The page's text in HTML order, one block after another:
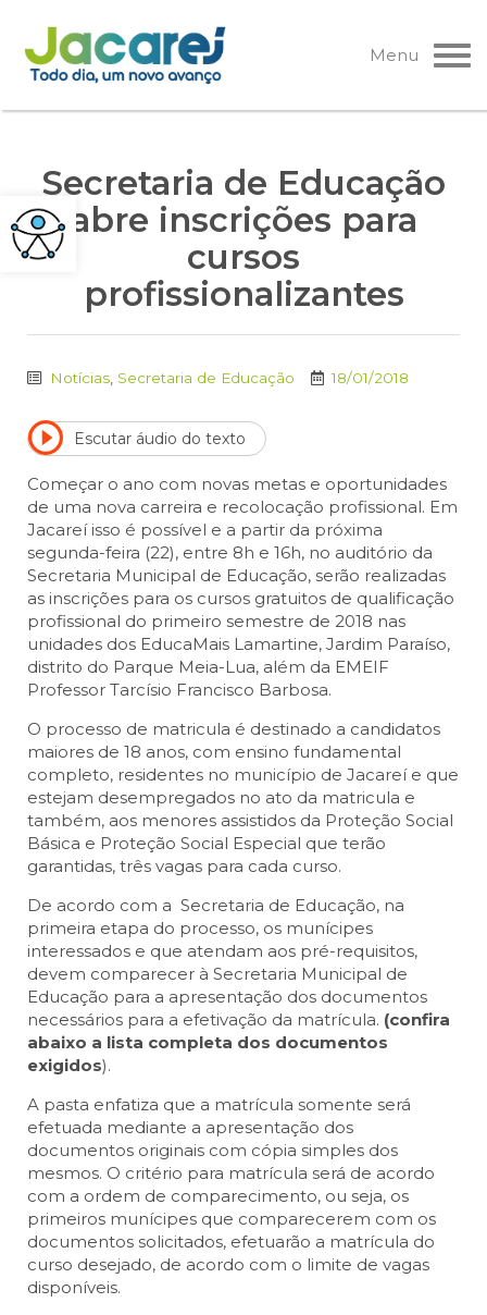
Pular
para
o
Menu
Secretaria de Educação
abre inscrições para
cursos
profissionalizantes
Notícias Secretaria de Educação 18/01/2018
Escutar áudio do texto
Começar o ano com novas metas e oportunidades
de uma nova carreira e recolocação profissional. Em
Jacareí isso é possível e a partir da próxima
segunda-feira (22), entre 8h e 16h, no auditório da
Secretaria Municipal de Educação, serão realizadas
as inscrições para os cursos gratuitos de qualificação
profissional do primeiro semestre de 2018 nas
unidades dos EducaMais Lamartine, Jardim Paraíso,
distrito do Parque Meia-Lua, além da EMEIF
Professor Tarcísio Francisco Barbosa.
O processo de matricula é destinado a candidatos
maiores de 18 anos, com ensino fundamental
completo, residentes no município de Jacareí e que
estejam desempregados no ato da matricula e
também, aos menores assistidos da Proteção Social
Básica e Proteção Social Especial que terão
garantidas, três vagas para cada curso.
De acordo com a Secretaria de Educação, na
primeira etapa do processo, os munícipes
interessados e que atendam aos pré-requisitos,
devem comparecer à Secretaria Municipal de
Educação para a apresentação dos documentos
necessários para a efetivação da matrícula. (confira
abaixo a lista completa dos documentos
exigidos).
A pasta enfatiza que a matrícula somente será
efetuada mediante a apresentação dos
documentos originais com cópia simples dos
mesmos. O critério para matrícula será de acordo
com a ordem de comparecimento, ou seja, os
primeiros munícipes que comparecerem com os
documentos solicitados, efetuarão a matrícula do
curso desejado, de acordo com o limite de vagas
disponíveis.